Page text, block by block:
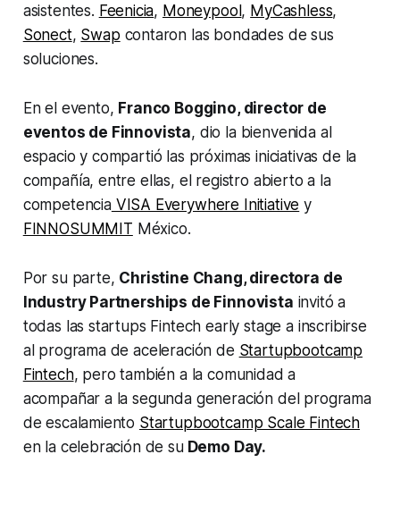
asistentes. Feenicia, Moneypool, MyCashless,
Sonect, Swap contaron las bondades de sus
soluciones.
En el evento, Franco Boggino, director de
eventos de Finnovista, dio la bienvenida al
espacio y compartió las próximas iniciativas de la
compañía, entre ellas, el registro abierto a la
competenciaVISA Everywhere Initiative y
FINNOSUMMIT México.
Por su parte, Christine Chang, directora de
Industry Partnerships de Finnovista invitó a
todas las startups Fintechearly stage a inscribirse
al programa de aceleración de Startupbootcamp
Fintech, pero también a la comunidad a
acompañar a la segunda generación del programa
de escalamiento Startupbootcamp Scale Fintech
en la celebración de suDemo Day.